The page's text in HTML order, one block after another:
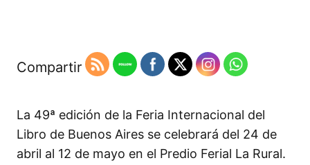
Compartir
La 49ª edición de la Feria Internacional del
Libro de Buenos Aires se celebrará del 24 de
abril al 12 de mayo en el Predio Ferial La Rural.